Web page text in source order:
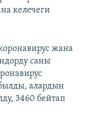
келечеги
жана
саны
алардын
3460 бейтап